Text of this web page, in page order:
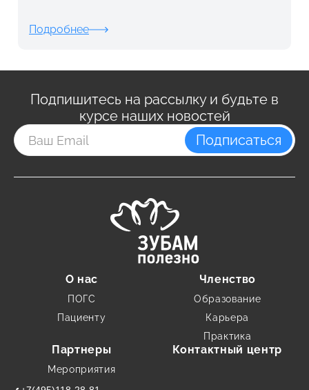
Подробнее
Подпишитесь на рассылку и будьте в
курсе наших новостей
Подписаться
О нас
ПОГС
Пациенту
Членство
Образование
Карьера
Практика
Партнеры
Мероприятия
Контактный центр